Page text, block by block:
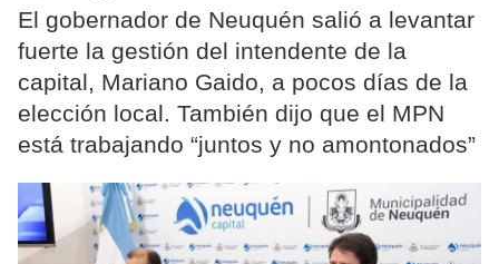
El gobernador de Neuquén salió a levantar
fuerte la gestión del intendente de la
capital, Mariano Gaido, a pocos días de la
elección local. También dijo que el MPN
está trabajando “juntos y no amontonados”